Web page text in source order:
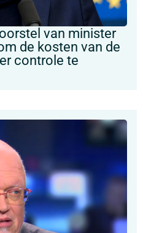
van minister
de kosten van de
controle te